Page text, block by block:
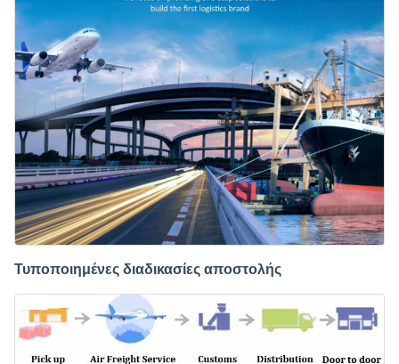
Τυποποιημένες διαδικασίες αποστολής